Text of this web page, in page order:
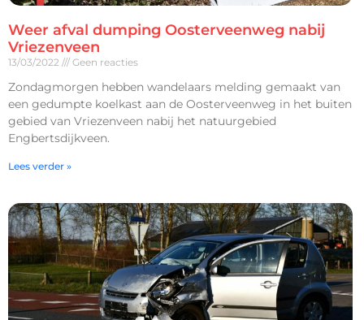
Weer afval dumping Oosterveenweg nabij
Vriezenveen
13/03/2022 Geen reacties
Zondagmorgen hebben wandelaars melding gemaakt van
een gedumpte koelkast aan de Oosterveenweg in het buiten
gebied van Vriezenveen nabij het natuurgebied
Engbertsdijkveen.
Lees verder »